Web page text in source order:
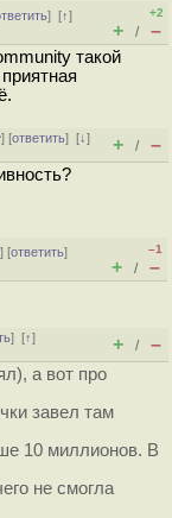
][↑]
+2
+ / –
такой
] [ответить][↓]
+ / –
] [ответить]
–1
+ / –
][↑]
+ / –
а вот про
завел там
10 миллионов. В
не смогла